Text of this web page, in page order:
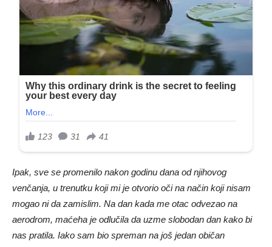
venčanja, u trenutku koji mi je otvorio oči na način koji nisam
mogao ni da zamislim. Na dan kada me otac odvezao na
aerodrom, maćeha je odlučila da uzme slobodan dan kako bi
nas pratila. Iako sam bio spreman na još jedan običan
rastanak, iznenadilo me je nešto što nisam očekivao. Maćeha